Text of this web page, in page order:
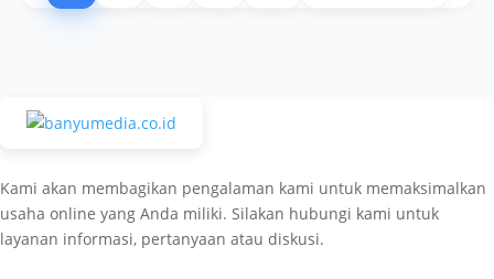
Kami akan membagikan pengalaman kami untuk memaksimalkan
usaha online yang Anda miliki. Silakan hubungi kami untuk
layanan informasi, pertanyaan atau diskusi.